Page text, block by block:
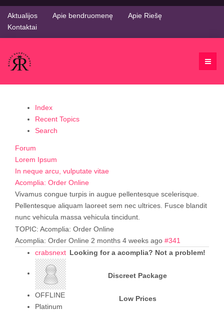
Aktualijos Apie bendruomenę
Apie Riešę
Kontaktai
Index
Recent Topics
Search
Forum
Lorem Ipsum
In neque arcu, vulputate vitae
Acomplia: Order Online
Vivamus congue turpis in augue pellentesque scelerisque.
Pellentesque aliquam laoreet sem nec ultrices. Fusce blandit
nunc vehicula massa vehicula tincidunt.
TOPIC: Acomplia: Order Online
Acomplia: Order Online 2 months 4 weeks ago #341
crabsnext
OFFLINE
Platinum
Looking for a acomplia? Not a problem!
Discreet Package
Low Prices